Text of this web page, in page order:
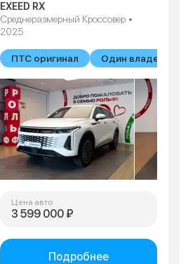
EXEED RX
Среднеразмерный Кроссовер •
2025
ПТС оригинал Один владелец
Цена авто
3 599 000 ₽
Подробнее